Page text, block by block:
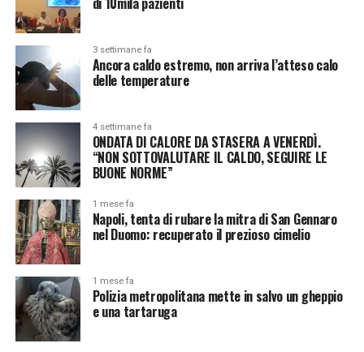
3 settimane fa
Ancora caldo estremo, non arriva l’atteso calo
delle temperature
4 settimane fa
ONDATA DI CALORE DA STASERA A VENERDÌ.
“NON SOTTOVALUTARE IL CALDO, SEGUIRE LE
BUONE NORME”
1 mese fa
Napoli, tenta di rubare la mitra di San Gennaro
nel Duomo: recuperato il prezioso cimelio
1 mese fa
Polizia metropolitana mette in salvo un gheppio
e una tartaruga